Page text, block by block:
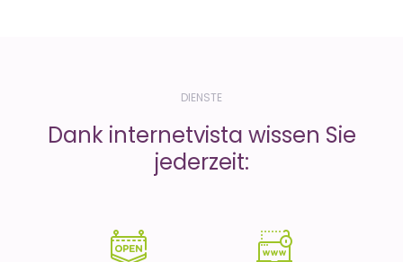
DIENSTE
Dank internetvista wissen Sie
jederzeit: